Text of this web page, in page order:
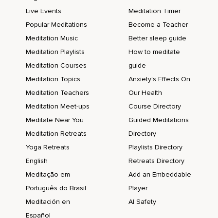
Bleibst mit dem verbunden,
Was du empfindest.
Alle Gedanken lässt du weiterziehen und hältst nichts fest.
Verblassen und lösen sich auf.
Du atmest tief,
Natürlich und entspannt.
Miteinander und füreinander.
Dich der Ruhe dieser Nacht zu öffnen und anzuvertrauen.
Du öffnest dich der Stille.
Live Events
Popular Meditations
Meditation Music
Meditation Playlists
Meditation Courses
Meditation Topics
Meditation Teachers
Meditation Meet-ups
Meditate Near You
Meditation Retreats
Yoga Retreats
English
Meditação em
Português do Brasil
Meditación en
Español
Meditation Timer
Become a Teacher
Better sleep guide
How to meditate
guide
Anxiety's Effects On
Our Health
Course Directory
Guided Meditations
Directory
Playlists Directory
Retreats Directory
Add an Embeddable
Player
AI Safety